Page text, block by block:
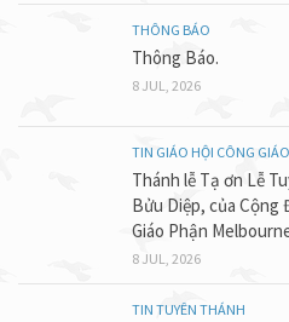
THÔNG BÁO
Thông Báo.
8 JUL, 2026
TIN GIÁO HỘI CÔNG
Thánh lễ Tạ ơn Lễ
Bửu Diệp, của Cộng
Giáo Phận
8 JUL, 2026
TIN TUYÊN THÁNH